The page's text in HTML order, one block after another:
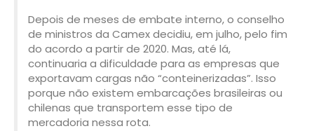
Depois de meses de embate interno, o conselho
de ministros da Camex decidiu, em julho, pelo fim
do acordo a partir de 2020. Mas, até lá,
continuaria a dificuldade para as empresas que
exportavam cargas não “conteinerizadas”. Isso
porque não existem embarcações brasileiras ou
chilenas que transportem esse tipo de
mercadoria nessa rota.